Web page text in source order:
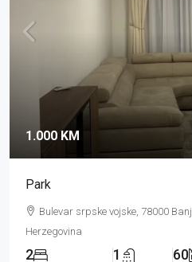
1.000 KM
Park
Bulevar srpske vojske, 78000
Herzegovina
2 1 60